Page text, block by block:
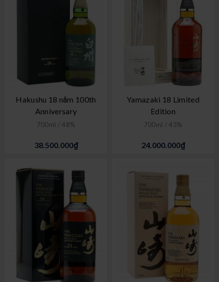
Hakushu 18 năm 100th
Anniversary
700ml / 48%
38.500.000₫
Yamazaki 18 Limited
Edition
700ml / 43%
24.000.000₫